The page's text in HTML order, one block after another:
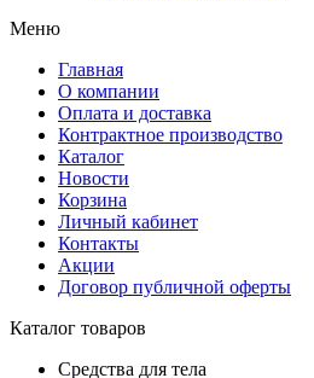
Меню
Главная
О компании
Оплата и доставка
Контрактное производство
Каталог
Новости
Корзина
Личный кабинет
Контакты
Акции
Договор публичной оферты
Каталог товаров
Средства для тела